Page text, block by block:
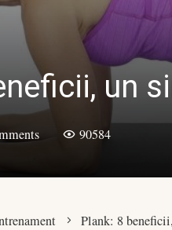
un
90584
Plank: 8